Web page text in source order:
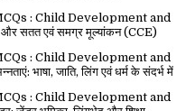
: Child Development and
सतत एवं समग्र मूल्यांकन (CCE)
: Child Development and
भाषा, जाति, लिंग एवं धर्म के संदर्भ में
: Child Development and